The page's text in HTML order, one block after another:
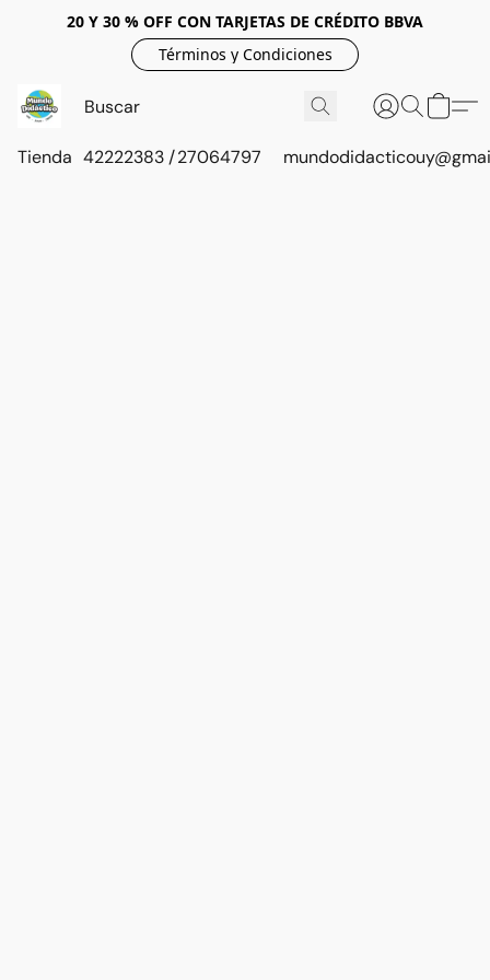
20 Y 30 % OFF CON TARJETAS DE CRÉDITO BBVA
Términos y Condiciones
Tienda 42222383 / 27064797